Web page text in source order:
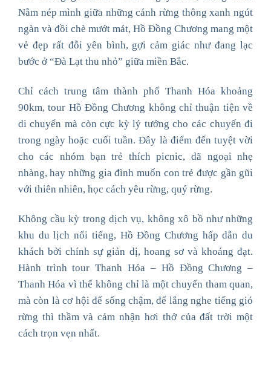
Nằm nép mình giữa những cánh rừng thông xanh ngút
ngàn và đồi chè mướt mát, Hồ Đồng Chương mang một
vẻ đẹp rất đỗi yên bình, gợi cảm giác như đang lạc
bước ở “Đà Lạt thu nhỏ” giữa miền Bắc.
Chỉ cách trung tâm thành phố Thanh Hóa khoảng
90km, tour Hồ Đồng Chương không chỉ thuận tiện về
di chuyển mà còn cực kỳ lý tưởng cho các chuyến đi
trong ngày hoặc cuối tuần. Đây là điểm đến tuyệt vời
cho các nhóm bạn trẻ thích picnic, dã ngoại nhẹ
nhàng, hay những gia đình muốn con trẻ được gần gũi
với thiên nhiên, học cách yêu rừng, quý rừng.
Không cầu kỳ trong dịch vụ, không xô bồ như những
khu du lịch nổi tiếng, Hồ Đồng Chương hấp dẫn du
khách bởi chính sự giản dị, hoang sơ và khoáng đạt.
Hành trình tour Thanh Hóa – Hồ Đồng Chương –
Thanh Hóa vì thế không chỉ là một chuyến tham quan,
mà còn là cơ hội để sống chậm, để lắng nghe tiếng gió
rừng thì thầm và cảm nhận hơi thở của đất trời một
cách trọn vẹn nhất.